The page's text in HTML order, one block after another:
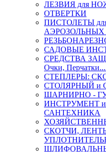
ЛЕЗВИЯ для
ОТВЕРТКИ
ПИСТОЛЕТЫ
САДОВЫЕ
СРЕДСТВА
Очки,
СТЕПЛЕРЫ:
СТОЛЯРНЫЙ и
ШАРНИРНО -
ИНСТРУМЕНТ
САНТЕХНИКА
СКОТЧИ, ЛЕНТЫ